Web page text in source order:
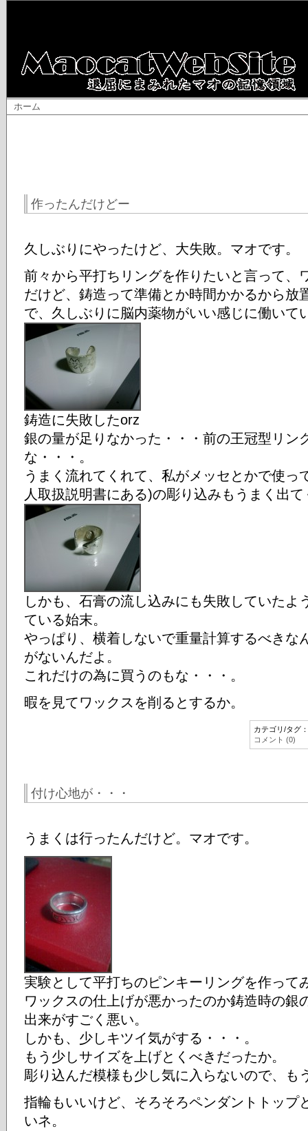
ホーム
作ったんだけどー
久しぶりにやったけど、大失敗。マオです。
前々から平打ちリングを作りたいと言って、
だけど、鋳造って準備とか時間かかるから放
で、久しぶりに脳内薬物がいい感じに働いて
鋳造に失敗したorz
銀の量が足りなかった・・・前の王冠型リン
な・・・。
うまく流れてくれて、私がメッセとかで使っ
人取扱説明書にある)の彫り込みもうまく出
しかも、石膏の流し込みにも失敗していたよ
ている始末。
やっぱり、横着しないで重量計算するべきな
がないんだよ。
これだけの為に買うのもな・・・。
暇を見てワックスを削るとするか。
カテゴリ/タグ：
コメント (0)
付け心地が・・・
うまくは行ったんだけど。マオです。
実験として平打ちのピンキーリングを作って
ワックスの仕上げが悪かったのか鋳造時の銀
出来がすごく悪い。
しかも、少しキツイ気がする・・・。
もう少しサイズを上げとくべきだったか。
彫り込んだ模様も少し気に入らないので、も
指輪もいいけど、そろそろペンダントトップ
いネ。